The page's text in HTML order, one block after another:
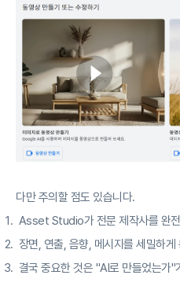
다만 주의할 점도 있습니다.
Asset Studio가 전문 제작사를 완
장면, 연출, 음향, 메시지를 세밀하
결국 중요한 것은 "AI로 만들었는가